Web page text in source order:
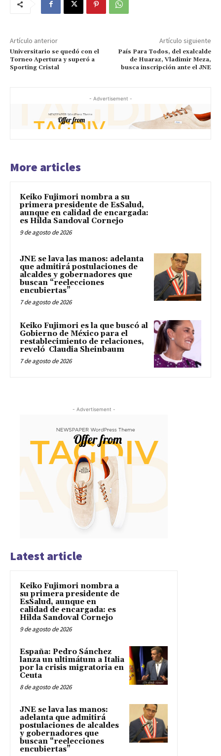
Artículo anterior
Universitario se quedó con el
Torneo Apertura y superó a
Sporting Cristal
Artículo siguiente
País Para Todos, del exalcalde
de Huaraz, Vladimir Meza,
busca inscripción ante el JNE
- Advertisement -
More articles
Keiko Fujimori nombra a su
primera presidente de EsSalud,
aunque en calidad de encargada:
es Hilda Sandoval Cornejo
9 de agosto de 2026
JNE se lava las manos: adelanta
que admitirá postulaciones de
alcaldes y gobernadores que
buscan “reelecciones
encubiertas”
7 de agosto de 2026
Keiko Fujimori es la que buscó al
Gobierno de México para el
restablecimiento de relaciones,
reveló Claudia Sheinbaum
7 de agosto de 2026
- Advertisement -
Latest article
Keiko Fujimori nombra a
su primera presidente de
EsSalud, aunque en
calidad de encargada: es
Hilda Sandoval Cornejo
9 de agosto de 2026
España: Pedro Sánchez
lanza un ultimátum a Italia
por la crisis migratoria en
Ceuta
8 de agosto de 2026
JNE se lava las manos:
adelanta que admitirá
postulaciones de alcaldes
y gobernadores que
buscan “reelecciones
encubiertas”